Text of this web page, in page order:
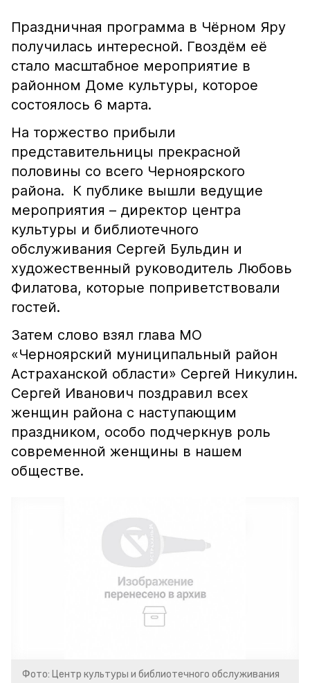
Праздничная программа в Чёрном Яру
получилась интересной. Гвоздём её
стало масштабное мероприятие в
районном Доме культуры, которое
состоялось 6 марта.
На торжество прибыли
представительницы прекрасной
половины со всего Черноярского
района. К публике вышли ведущие
мероприятия – директор центра
культуры и библиотечного
обслуживания Сергей Бульдин и
художественный руководитель Любовь
Филатова, которые поприветствовали
гостей.
Затем слово взял глава МО
«Черноярский муниципальный район
Астраханской области» Сергей Никулин.
Сергей Иванович поздравил всех
женщин района с наступающим
праздником, особо подчеркнув роль
современной женщины в нашем
обществе.
Фото: Центр культуры и библиотечного обслуживания